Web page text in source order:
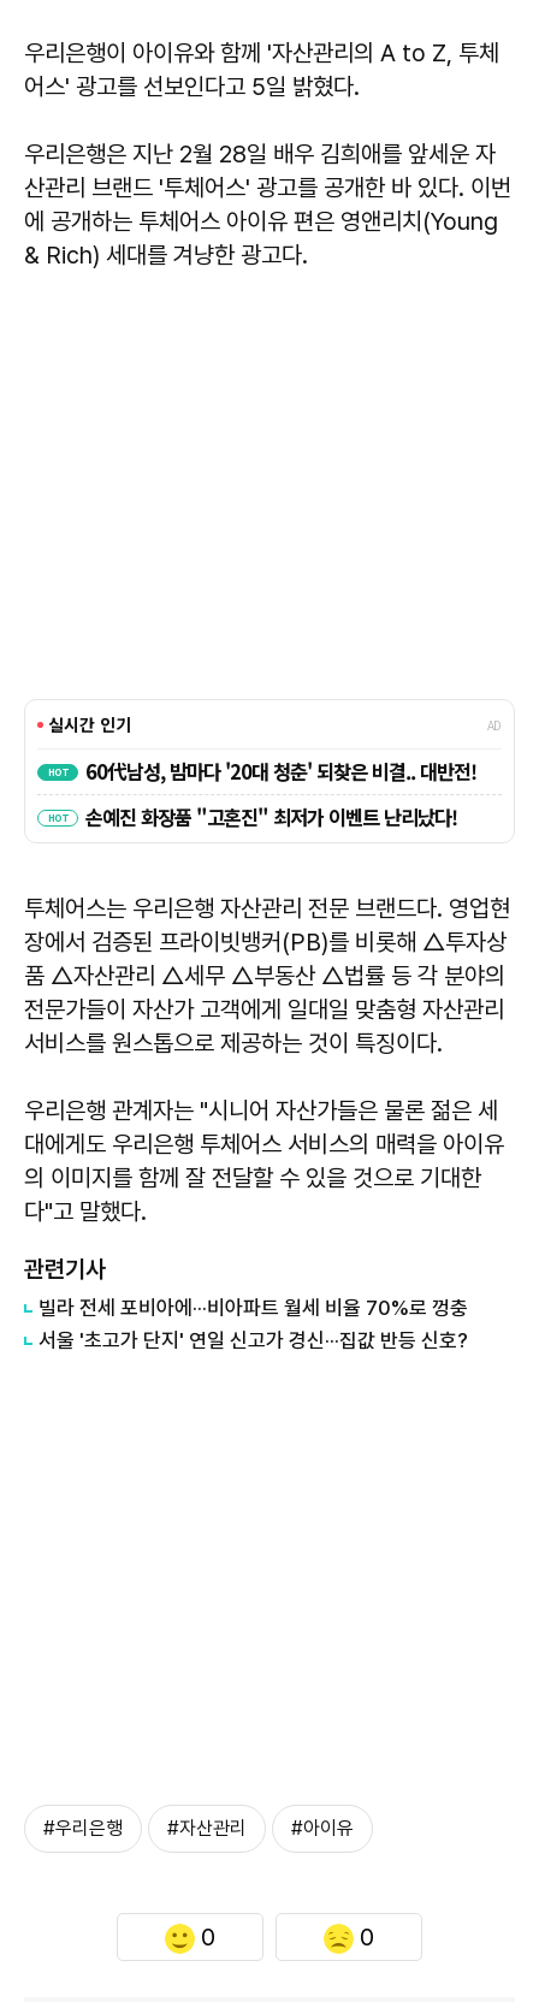
우리은행이 아이유와 함께 '자산관리의 A to Z, 투체
어스' 광고를 선보인다고 5일 밝혔다.
우리은행은 지난 2월 28일 배우 김희애를 앞세운 자
산관리 브랜드 '투체어스' 광고를 공개한 바 있다. 이번
에 공개하는 투체어스 아이유 편은 영앤리치(Young
& Rich) 세대를 겨냥한 광고다.
투체어스는 우리은행 자산관리 전문 브랜드다. 영업현
장에서 검증된 프라이빗뱅커(PB)를 비롯해 △투자상
품 △자산관리 △세무 △부동산 △법률 등 각 분야의
전문가들이 자산가 고객에게 일대일 맞춤형 자산관리
서비스를 원스톱으로 제공하는 것이 특징이다.
우리은행 관계자는 "시니어 자산가들은 물론 젊은 세
대에게도 우리은행 투체어스 서비스의 매력을 아이유
의 이미지를 함께 잘 전달할 수 있을 것으로 기대한
다"고 말했다.
관련기사
빌라 전세 포비아에···비아파트 월세 비율 70%로 껑충
서울 '초고가 단지' 연일 신고가 경신···집값 반등 신호?
#우리은행 #자산관리 #아이유
0 0